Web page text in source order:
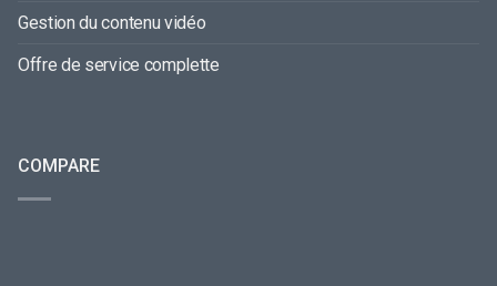
Gestion du contenu vidéo
Offre de service complette
COMPARE